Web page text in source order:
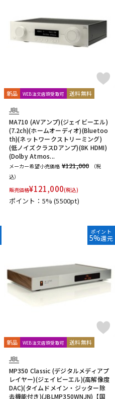
ヴィンテージ
Electro Voice
AUDIO Entreq
ESI
Fischer Amps
Frameworks
HEADREC
Heritage Audio
Audio
IK Multimedia
ISO ACOUSTICS
ISOVOX
JZ Microphones
K.W.S
KAOTICA
KOTOBUKI KRK
KRYNA
MOGAMI
MONSTER CABLE
Musikelectronic Geithain
Nothing
PhoenixAudio
PHONON
PMC
PreSonus
Pueblo Audio
PULSE
Rational Acoustics
Rhapsodio
RODE
新品 WEB注文店頭受取可 送料無料
JBL
MA710 (AVアンプ)(ジェイビーエル)
(7.2ch)(ホームオーディオ)(Bluetoo
th)(ネットワークストリーミング)
(低ノイズクラスDアンプ)(8K HDMI)
(Dolby Atmos...
メーカー希望小売価格 ¥121,000
（税
込）
販売価格¥121,000(税込)
ポイント：5%(5500pt)
ポイント
5%還元
新品 WEB注文店頭受取可 送料無料
JBL
MP350 Classic (デジタルメディアプ
レイヤー)(ジェイビーエル)(高解像度
DAC)(タイムドメイン・ジッター除
去機能付き)(JBLMP350WNJN)【国